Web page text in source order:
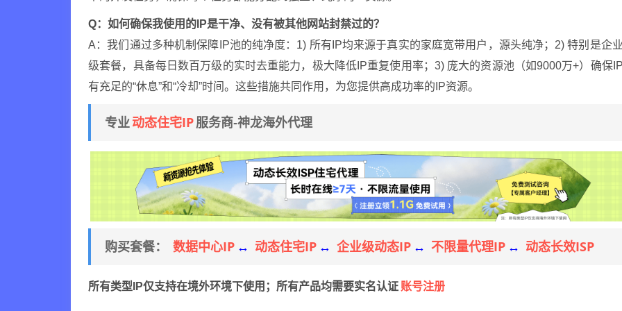
Q：如何确保我使用的IP是干净、没有被其他网站封禁过的？
A：我们通过多种机制保障IP池的纯净度：1) 所有IP均来源于真实的家庭宽带用户，源头纯净；2) 特别是企
级套餐，具备每日数百万级的实时去重能力，极大降低IP重复使用率；3) 庞大的资源池（如9000万+）确保
有充足的“休息”和“冷却”时间。这些措施共同作用，为您提供高成功率的IP资源。
专业 动态住宅IP 服务商-神龙海外代理
购买套餐： 数据中心IP ↔ 动态住宅IP ↔ 企业级动态IP ↔ 不限量代理IP ↔ 动态长效ISP
所有类型IP仅支持在境外环境下使用；所有产品均需要实名认证账号注册